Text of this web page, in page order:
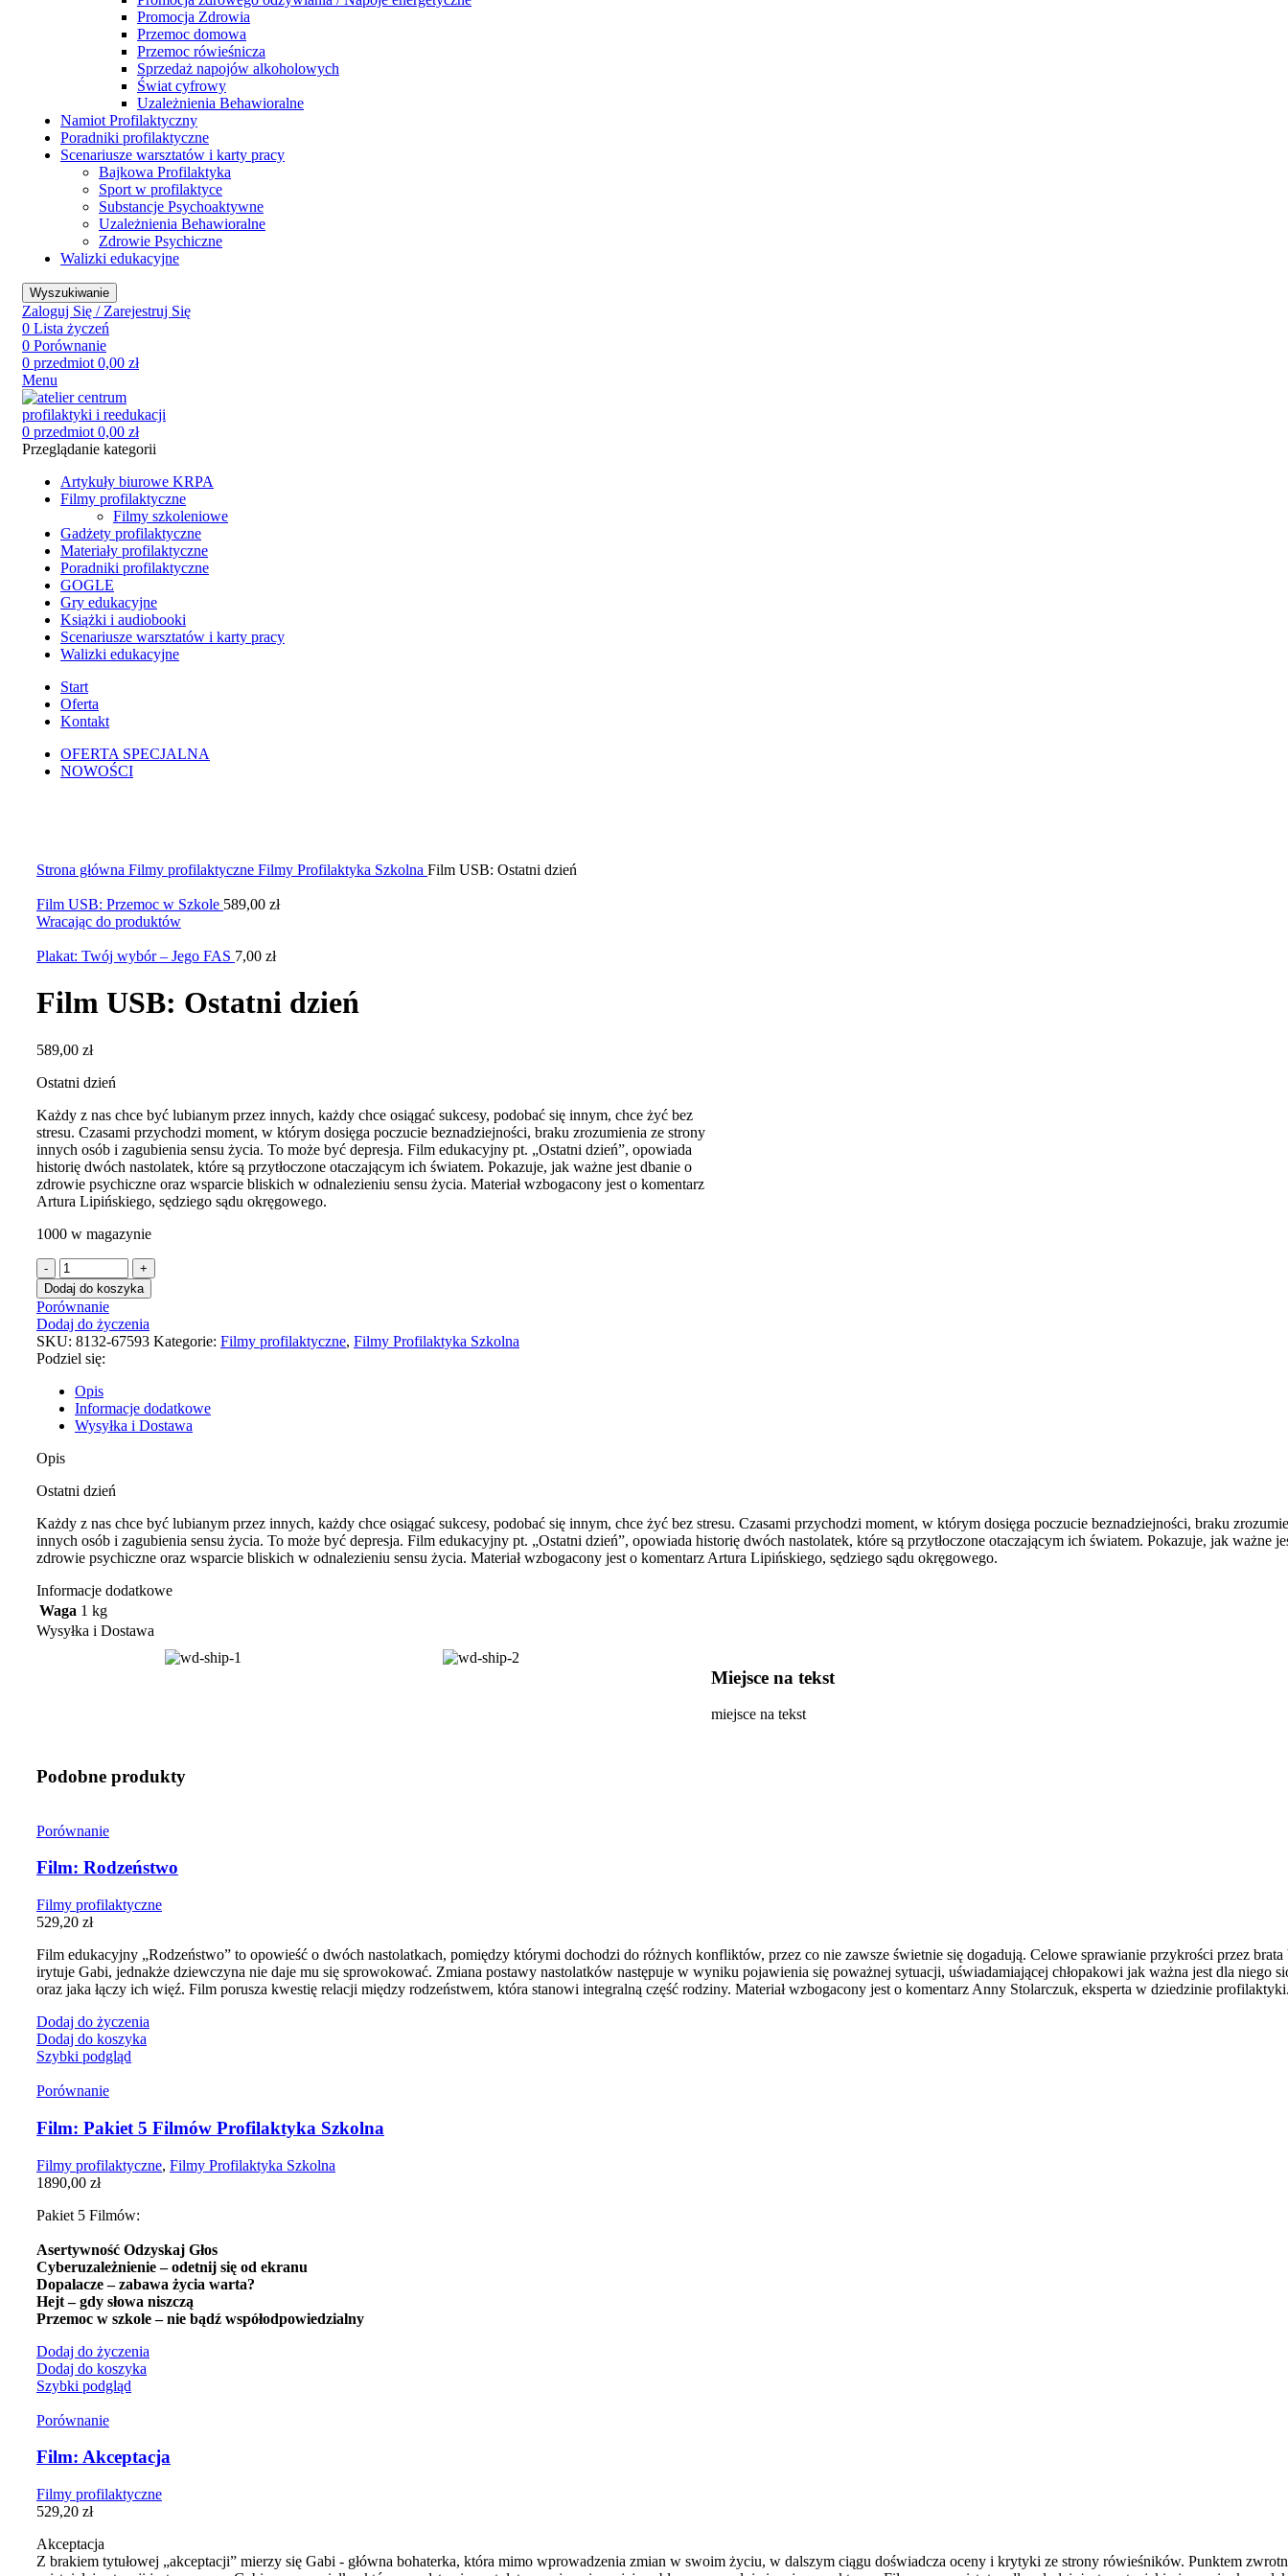
Promocja Zdrowia
Przemoc domowa
Przemoc rówieśnicza
Sprzedaż napojów alkoholowych
Świat cyfrowy
Uzależnienia Behawioralne
Namiot Profilaktyczny
Poradniki profilaktyczne
Scenariusze warsztatów i karty pracy
Bajkowa Profilaktyka
Sport w profilaktyce
Substancje Psychoaktywne
Uzależnienia Behawioralne
Zdrowie Psychiczne
Walizki edukacyjne
Wyszukiwanie
Zaloguj Się / Zarejestruj Się
0 Lista życzeń
0 Porównanie
0 przedmiot 0,00 zł
Menu
0 przedmiot 0,00 zł
Przeglądanie kategorii
Artykuły biurowe KRPA
Filmy profilaktyczne
Filmy szkoleniowe
Gadżety profilaktyczne
Materiały profilaktyczne
Poradniki profilaktyczne
GOGLE
Gry edukacyjne
Książki i audiobooki
Scenariusze warsztatów i karty pracy
Walizki edukacyjne
Start
Oferta
Kontakt
OFERTA SPECJALNA
NOWOŚCI
Strona główna Filmy profilaktyczne Filmy Profilaktyka Szkolna Film USB: Ostatni dzień
Film USB: Przemoc w Szkole 589,00 zł
Wracając do produktów
Plakat: Twój wybór – Jego FAS 7,00 zł
Film USB: Ostatni dzień
589,00 zł
Ostatni dzień
Każdy z nas chce być lubianym przez innych, każdy chce osiągać sukcesy, podobać się innym, chce żyć bez
stresu. Czasami przychodzi moment, w którym dosięga poczucie beznadziejności, braku zrozumienia ze strony
innych osób i zagubienia sensu życia. To może być depresja. Film edukacyjny pt. „Ostatni dzień”, opowiada
historię dwóch nastolatek, które są przytłoczone otaczającym ich światem. Pokazuje, jak ważne jest dbanie o
zdrowie psychiczne oraz wsparcie bliskich w odnalezieniu sensu życia. Materiał wzbogacony jest o komentarz
Artura Lipińskiego, sędziego sądu okręgowego.
1000 w magazynie
Dodaj do koszyka
Porównanie
Dodaj do życzenia
SKU: 8132-67593 Kategorie: Filmy profilaktyczne, Filmy Profilaktyka Szkolna
Podziel się:
Opis
Informacje dodatkowe
Wysyłka i Dostawa
Opis
Ostatni dzień
Każdy z nas chce być lubianym przez innych, każdy chce osiągać sukcesy, podobać się innym, chce żyć bez stresu. Czasami przychodzi moment, w którym dosięga poczucie beznadziejności, braku
innych osób i zagubienia sensu życia. To może być depresja. Film edukacyjny pt. „Ostatni dzień”, opowiada historię dwóch nastolatek, które są przytłoczone otaczającym ich światem. Pokazuje, jak ważne
zdrowie psychiczne oraz wsparcie bliskich w odnalezieniu sensu życia. Materiał wzbogacony jest o komentarz Artura Lipińskiego, sędziego sądu okręgowego.
Informacje dodatkowe
Waga 1 kg
Wysyłka i Dostawa
Miejsce na tekst
miejsce na tekst
Podobne produkty
Porównanie
Film: Rodzeństwo
Filmy profilaktyczne
529,20 zł
Film edukacyjny „Rodzeństwo” to opowieść o dwóch nastolatkach, pomiędzy którymi dochodzi do różnych konfliktów, przez co nie zawsze świetnie się dogadują. Celowe sprawianie przykrości przez brata
irytuje Gabi, jednakże dziewczyna nie daje mu się sprowokować. Zmiana postawy nastolatków następuje w wyniku pojawienia się poważnej sytuacji, uświadamiającej chłopakowi jak ważna jest dla niego
oraz jaka łączy ich więź. Film porusza kwestię relacji między rodzeństwem, która stanowi integralną część rodziny. Materiał wzbogacony jest o komentarz Anny Stolarczuk, eksperta w dziedzinie
Dodaj do życzenia
Dodaj do koszyka
Szybki podgląd
Porównanie
Film: Pakiet 5 Filmów Profilaktyka Szkolna
Filmy profilaktyczne, Filmy Profilaktyka Szkolna
1890,00 zł
Pakiet 5 Filmów:
Asertywność Odzyskaj Głos
Cyberuzależnienie – odetnij się od ekranu
Dopalacze – zabawa życia warta?
Hejt – gdy słowa niszczą
Przemoc w szkole – nie bądź współodpowiedzialny
Dodaj do życzenia
Dodaj do koszyka
Szybki podgląd
Porównanie
Film: Akceptacja
Filmy profilaktyczne
529,20 zł
Akceptacja
Z brakiem tytułowej „akceptacji” mierzy się Gabi - główna bohaterka, która mimo wprowadzenia zmian w swoim życiu, w dalszym ciągu doświadcza oceny i krytyki ze strony rówieśników. Punktem